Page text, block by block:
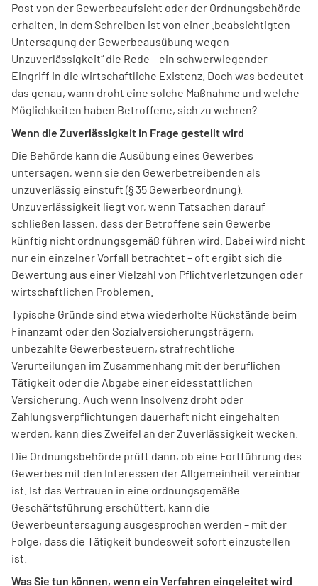
Post von der Gewerbeaufsicht oder der Ordnungsbehörde
erhalten. In dem Schreiben ist von einer „beabsichtigten
Untersagung der Gewerbeausübung wegen
Unzuverlässigkeit“ die Rede – ein schwerwiegender
Eingriff in die wirtschaftliche Existenz. Doch was bedeutet
das genau, wann droht eine solche Maßnahme und welche
Möglichkeiten haben Betroffene, sich zu wehren?
Wenn die Zuverlässigkeit in Frage gestellt wird
Die Behörde kann die Ausübung eines Gewerbes
untersagen, wenn sie den Gewerbetreibenden als
unzuverlässig einstuft (§ 35 Gewerbeordnung).
Unzuverlässigkeit liegt vor, wenn Tatsachen darauf
schließen lassen, dass der Betroffene sein Gewerbe
künftig nicht ordnungsgemäß führen wird. Dabei wird nicht
nur ein einzelner Vorfall betrachtet – oft ergibt sich die
Bewertung aus einer Vielzahl von Pflichtverletzungen oder
wirtschaftlichen Problemen.
Typische Gründe sind etwa wiederholte Rückstände beim
Finanzamt oder den Sozialversicherungsträgern,
unbezahlte Gewerbesteuern, strafrechtliche
Verurteilungen im Zusammenhang mit der beruflichen
Tätigkeit oder die Abgabe einer eidesstattlichen
Versicherung. Auch wenn Insolvenz droht oder
Zahlungsverpflichtungen dauerhaft nicht eingehalten
werden, kann dies Zweifel an der Zuverlässigkeit wecken.
Die Ordnungsbehörde prüft dann, ob eine Fortführung des
Gewerbes mit den Interessen der Allgemeinheit vereinbar
ist. Ist das Vertrauen in eine ordnungsgemäße
Geschäftsführung erschüttert, kann die
Gewerbeuntersagung ausgesprochen werden – mit der
Folge, dass die Tätigkeit bundesweit sofort einzustellen
ist.
Was Sie tun können, wenn ein Verfahren eingeleitet wird